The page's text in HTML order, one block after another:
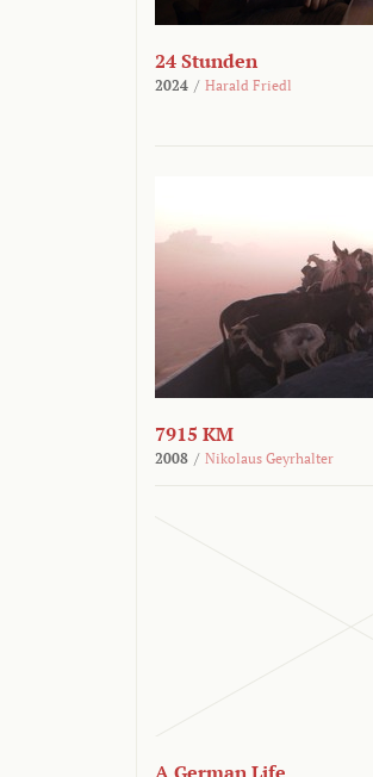
24 Stunden
2024 / Harald Friedl
7915 KM
2008 / Nikolaus Geyrhalter